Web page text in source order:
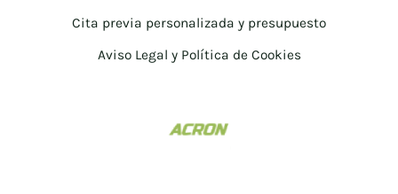
Cita previa personalizada y presupuesto
Aviso Legal y Política de Cookies